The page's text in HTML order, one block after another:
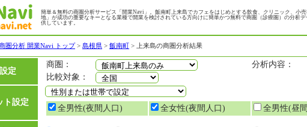
簡単＆無料の商圏分析サービス「開業Navi」。飯南町上来島でカフェをはじめとする飲食、クリニック、小売
地」が成功の重要なキーとなる業種で開業を検討されている方向けに簡単かつ無料で商圏（診療圏）の分析デ
供しています。
圏分析 開業Navi トップ> 島根県 > 飯南町 > 上来島の商圏分析結果
定
商圏： 分析内容：
比較対象：
ト設定
全男性(夜間人口) 全女性(夜間人口) 全男性(昼